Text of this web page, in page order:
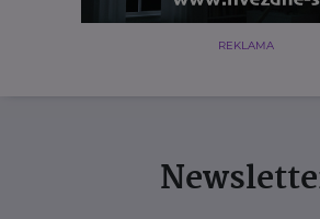
REKLAMA